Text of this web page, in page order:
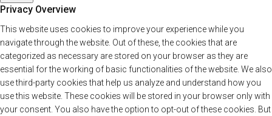
Privacy Overview
This website uses cookies to improve your experience while you
navigate through the website. Out of these, the cookies that are
categorized as necessary are stored on your browser as they are
essential for the working of basic functionalities of the website. We also
use third-party cookies that help us analyze and understand how you
use this website. These cookies will be stored in your browser only with
your consent. You also have the option to opt-out of these cookies. But